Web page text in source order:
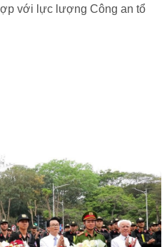
với lực lượng Công an tổ